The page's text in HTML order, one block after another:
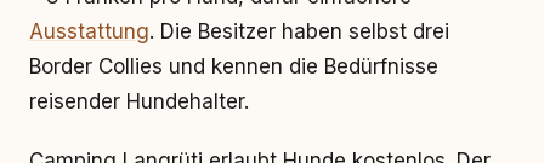
Ausstattung. Die Besitzer haben selbst drei
Border Collies und kennen die Bedürfnisse
reisender Hundehalter.